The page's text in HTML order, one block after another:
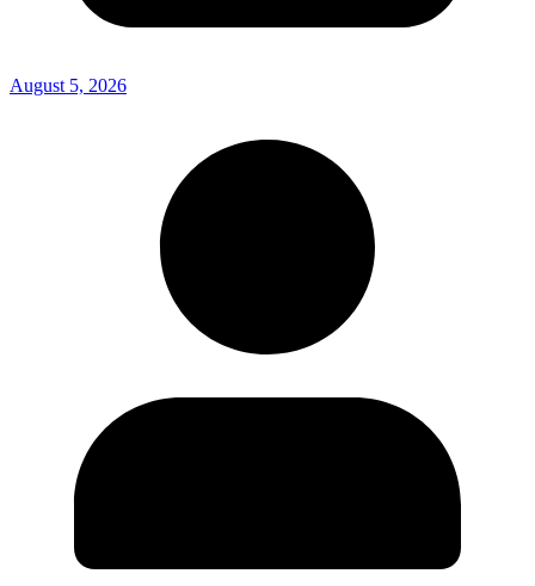
August 5, 2026